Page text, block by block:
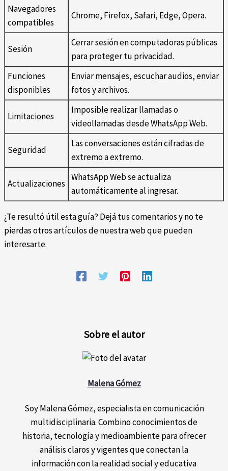
Navegadores
compatibles
Chrome, Firefox, Safari, Edge, Opera.
Sesión
Cerrar sesión en computadoras públicas
para proteger tu privacidad.
Funciones
disponibles
Enviar mensajes, escuchar audios, enviar
fotos y archivos.
Limitaciones
Imposible realizar llamadas o
videollamadas desde WhatsApp Web.
Seguridad
Las conversaciones están cifradas de
extremo a extremo.
Actualizaciones
WhatsApp Web se actualiza
automáticamente al ingresar.
¿Te resultó útil esta guía? Dejá tus comentarios y no te
pierdas otros artículos de nuestra web que pueden
interesarte.
Sobre el autor
Malena Gómez
Soy Malena Gómez, especialista en comunicación
multidisciplinaria. Combino conocimientos de
historia, tecnología y medioambiente para ofrecer
análisis claros y vigentes que conectan la
información con la realidad social y educativa